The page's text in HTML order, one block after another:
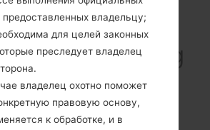
Alpha
владельцу;
для целей законных
преследует владелец
владелец охотно поможет
правовую основу,
к обработке, и в